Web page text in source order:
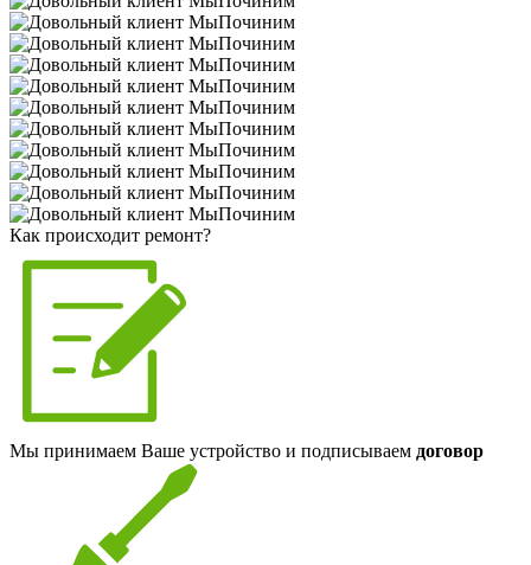
Как происходит ремонт?
Мы принимаем Ваше устройство и подписываем договор